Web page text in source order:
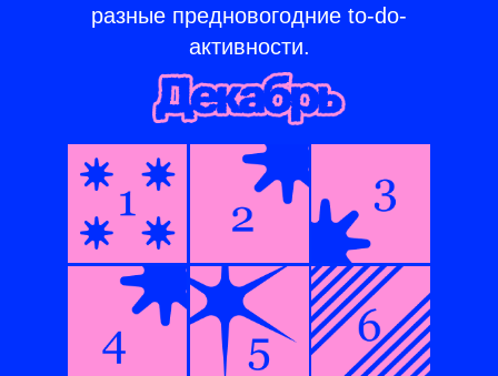
разные предновогодние to-do-
активности.